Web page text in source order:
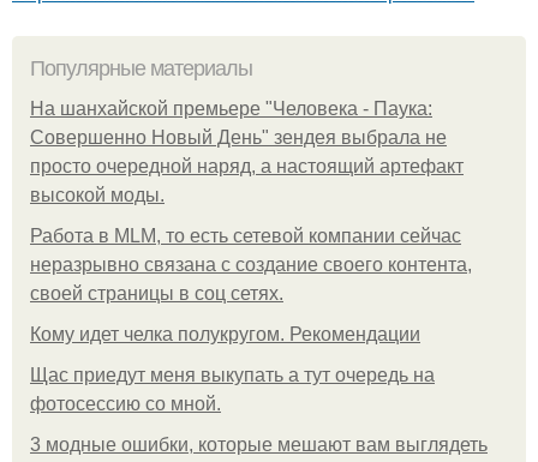
Популярные материалы
На шанхайской премьере "Человека - Паука:
Совершенно Новый День" зендея выбрала не
просто очередной наряд, а настоящий артефакт
высокой моды.
Работа в MLM, то есть сетевой компании сейчас
неразрывно связана с создание своего контента,
своей страницы в соц сетях.
Кому идет челка полукругом. Рекомендации
Щас приедут меня выкупать а тут очередь на
фотосессию со мной.
3 модные ошибки, которые мешают вам выглядеть